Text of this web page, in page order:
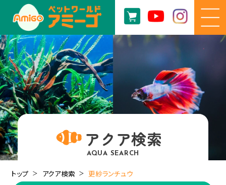
アクア検索
AQUA SEARCH
トップ アクア検索 更紗ランチュウ